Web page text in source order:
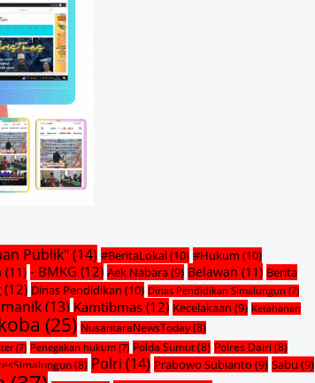
Publik"(14) #BeritaLokal(10) #Hukum (10)
(11) - BMKG (12) Aek Nabara(9) Belawan (11) Berita
(12) Dinas Pendidikan (10) Dinas Pendidikan Simalungun (7)
(13) Kamtibmas(12) Kecelakaan (9) Ketahanan
(25) NusantaraNewsToday(8)
(7) Penegakan hukum(7) Polda Sumut(8) Polres Dairi (8)
(8) Polri (14) Prabowo Subianto (9) Sabu (9)